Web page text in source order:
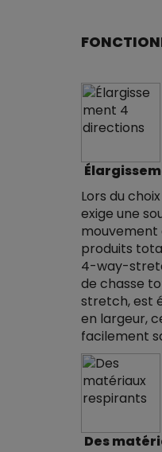
Lors du
exige une
mouvement
produits
4-way-
de chasse
stretch, est
en largeur,
facilement
Des